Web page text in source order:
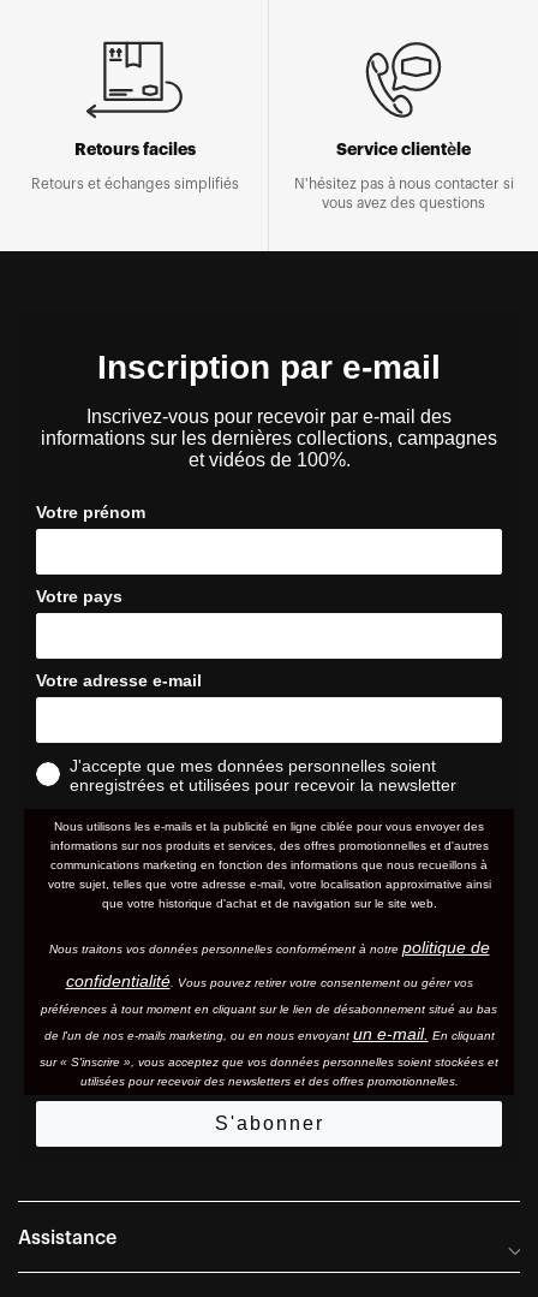
Retours faciles
Retours et échanges simplifiés
Service clientèle
N'hésitez pas à nous contacter si
vous avez des questions
Inscription par e-mail
Inscrivez-vous pour recevoir par e-mail des
informations sur les dernières collections, campagnes
et vidéos de 100%.
Votre prénom
Votre pays
Votre adresse e-mail
J'accepte que mes données personnelles soient
enregistrées et utilisées pour recevoir la newsletter
Nous utilisons les e-mails et la publicité en ligne ciblée pour vous envoyer des
informations sur nos produits et services, des offres promotionnelles et d'autres
communications marketing en fonction des informations que nous recueillons à
votre sujet, telles que votre adresse e-mail, votre localisation approximative ainsi
que votre historique d'achat et de navigation sur le site web.
Nous traitons vos données personnelles conformément à notre politique de
confidentialité. Vous pouvez retirer votre consentement ou gérer vos
préférences à tout moment en cliquant sur le lien de désabonnement situé au bas
de l'un de nos e-mails marketing, ou en nous envoyant un e-mail. En cliquant
sur « S'inscrire », vous acceptez que vos données personnelles soient stockées et
utilisées pour recevoir des newsletters et des offres promotionnelles.
S'abonner
Assistance